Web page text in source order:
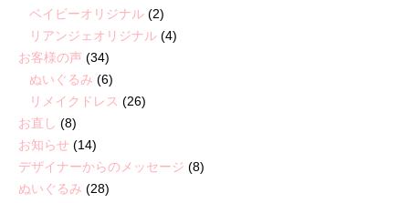
ベイビーオリジナル (2)
リアンジェオリジナル (4)
お客様の声 (34)
ぬいぐるみ (6)
リメイクドレス (26)
お直し (8)
お知らせ (14)
デザイナーからのメッセージ (8)
ぬいぐるみ (28)